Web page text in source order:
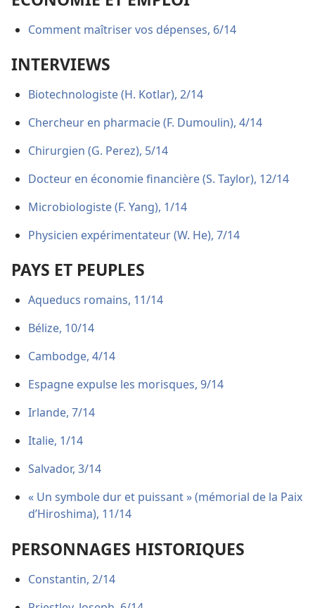
Comment maîtriser vos dépenses, 6/14
INTERVIEWS
Biotechnologiste (H. Kotlar), 2/14
Chercheur en pharmacie (F. Dumoulin), 4/14
Chirurgien (G. Perez), 5/14
Docteur en économie financière (S. Taylor), 12/14
Microbiologiste (F. Yang), 1/14
Physicien expérimentateur (W. He), 7/14
PAYS ET PEUPLES
Aqueducs romains, 11/14
Bélize, 10/14
Cambodge, 4/14
Espagne expulse les morisques, 9/14
Irlande, 7/14
Italie, 1/14
Salvador, 3/14
« Un symbole dur et puissant » (mémorial de la Paix
d’Hiroshima), 11/14
PERSONNAGES HISTORIQUES
Constantin, 2/14